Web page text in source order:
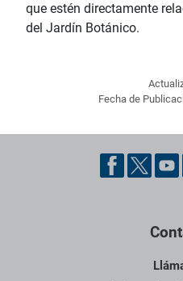
que estén directamente
del Jardín Botánico.
Fecha de
Pie de página con